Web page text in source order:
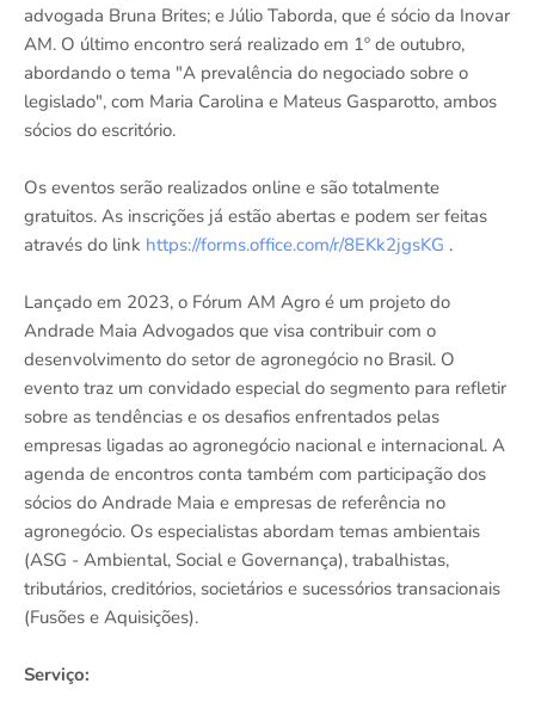
advogada Bruna Brites; e Júlio Taborda, que é sócio da Inovar
AM. O último encontro será realizado em 1º de outubro,
abordando o tema "A prevalência do negociado sobre o
legislado", com Maria Carolina e Mateus Gasparotto, ambos
sócios do escritório.
Os eventos serão realizados online e são totalmente
gratuitos. As inscrições já estão abertas e podem ser feitas
através do link https://forms.office.com/r/8EKk2jgsKG .
Lançado em 2023, o Fórum AM Agro é um projeto do
Andrade Maia Advogados que visa contribuir com o
desenvolvimento do setor de agronegócio no Brasil. O
evento traz um convidado especial do segmento para refletir
sobre as tendências e os desafios enfrentados pelas
empresas ligadas ao agronegócio nacional e internacional. A
agenda de encontros conta também com participação dos
sócios do Andrade Maia e empresas de referência no
agronegócio. Os especialistas abordam temas ambientais
(ASG - Ambiental, Social e Governança), trabalhistas,
tributários, creditórios, societários e sucessórios transacionais
(Fusões e Aquisições).
Serviço: